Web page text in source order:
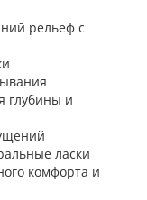
рельеф с
глубины и
ласки
комфорта и